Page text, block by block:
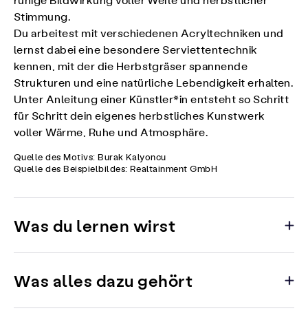
Stimmung.
Du arbeitest mit verschiedenen Acryltechniken und
lernst dabei eine besondere Serviettentechnik
kennen, mit der die Herbstgräser spannende
Strukturen und eine natürliche Lebendigkeit erhalten.
Unter Anleitung einer Künstler*in entsteht so Schritt
für Schritt dein eigenes herbstliches Kunstwerk
voller Wärme, Ruhe und Atmosphäre.
Quelle des Motivs: Burak Kalyoncu
Quelle des Beispielbildes: Realtainment GmbH
Was du lernen wirst
Was alles dazu gehört